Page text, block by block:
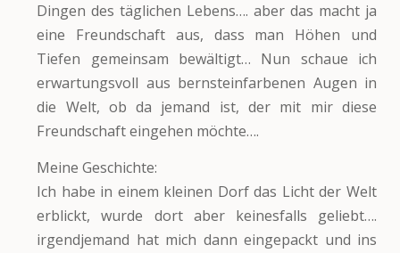
Dingen des täglichen Lebens…. aber das macht ja
eine Freundschaft aus, dass man Höhen und
Tiefen gemeinsam bewältigt… Nun schaue ich
erwartungsvoll aus bernsteinfarbenen Augen in
die Welt, ob da jemand ist, der mit mir diese
Freundschaft eingehen möchte….
Meine Geschichte:
Ich habe in einem kleinen Dorf das Licht der Welt
erblickt, wurde dort aber keinesfalls geliebt….
irgendjemand hat mich dann eingepackt und ins